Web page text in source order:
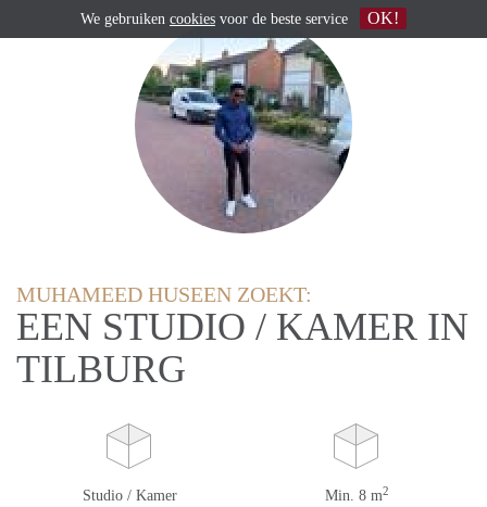
MUHAMEED HUSEEN ZOEKT:
EEN STUDIO / KAMER IN
TILBURG
Studio / Kamer Min. 8 m2
We gebruiken cookies voor de beste service OK!